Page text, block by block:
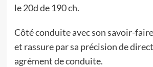
le 20d de 190 ch.
Côté conduite avec son savoir-
et rassure par sa précision de
agrément de conduite.